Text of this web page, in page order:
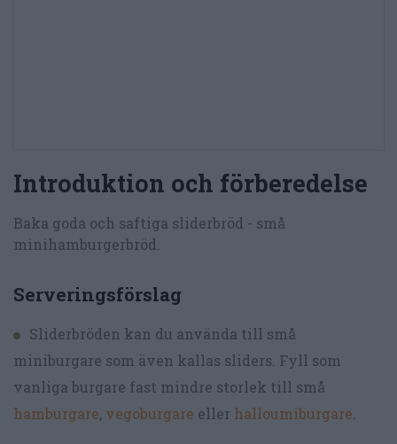
Introduktion och förberedelse
Baka goda och saftiga sliderbröd - små
minihamburgerbröd.
Serveringsförslag
Sliderbröden kan du använda till små
miniburgare som även kallas sliders. Fyll som
vanliga burgare fast mindre storlek till små
hamburgare, vegoburgare eller halloumiburgare.